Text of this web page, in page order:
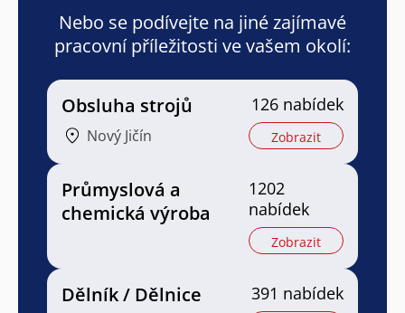
Nebo se podívejte na jiné zajímavé
pracovní příležitosti ve vašem okolí:
Obsluha strojů
Nový Jičín
126 nabídek
Zobrazit
Průmyslová a
chemická výroba
1202
nabídek
Zobrazit
Dělník / Dělnice 391 nabídek